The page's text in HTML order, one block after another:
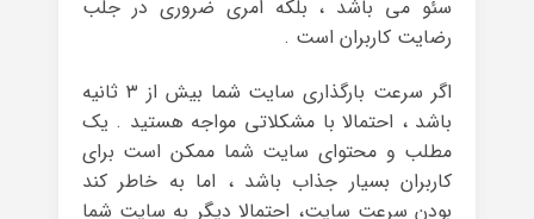
سئو می باشد ، بلکه امری ضروری در جلب
رضایت کاربران است .
اگر سرعت بارگذاری سایت شما بیش از ۳ ثانیه
باشد ، احتمالا با مشکلاتی مواجه هستید . یک
مطلب و محتوای سایت شما ممکن است برای
کاربران بسیار جذاب باشد ، اما به خاطر کند
بودن سرعت سایت، احتمالا دیگر به سایت شما